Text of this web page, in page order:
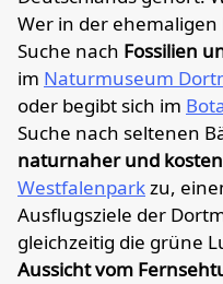
Wer in der
Suche nach Fossilien
im Naturmuseum
oder begibt sich im
Suche nach seltenen
naturnaher und
Westfalenparkzu,
Ausflugsziele der
gleichzeitig die grüne
Aussicht vom